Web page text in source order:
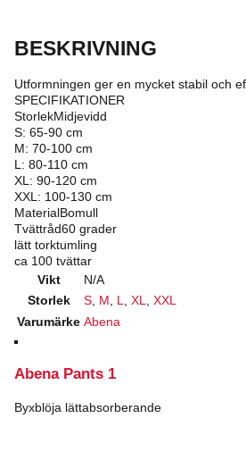
BESKRIVNING
Utformningen ger en mycket stabil och
SPECIFIKATIONER
StorlekMidjevidd
S: 65-90 cm
M: 70-100 cm
L: 80-110 cm
XL: 90-120 cm
XXL: 100-130 cm
MaterialBomull
Tvättråd60 grader
lätt torktumling
ca 100 tvättar
Vikt
N/A
Storlek
S M L XL
XXL
Varumärke Abena
Abena Pants 1
Byxblöja lättabsorberande